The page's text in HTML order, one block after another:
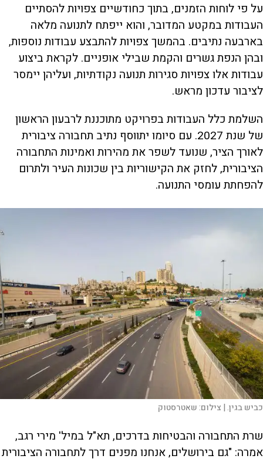
על פי לוחות הזמנים, בתוך כחודשיים צפויות להסתיים
העבודות במקטע המדובר, והוא ייפתח לתנועה מלאה
בארבעה נתיבים. בהמשך צפויות להתבצע עבודות נוספות,
ובהן הנפת גשרים והקמת שבילי אופניים. לקראת ביצוע
עבודות אלו צפויות סגירות תנועה נקודתיות, ועליהן יימסר
לציבור עדכון מראש.
השלמת כלל העבודות בפרויקט מתוכננת לרבעון הראשון
של שנת 2027. עם סיומו יתווסף נתיב תחבורה ציבורית
לאורך הציר, שנועד לשפר את מהירות ואמינות התחבורה
הציבורית, לחזק את הקישוריות בין שכונות העיר ולתרום
להפחתת עומסי התנועה.
כביש בגין. | צילום:שאטרסטוק
שרת התחבורה והבטיחות בדרכים, תא"ל במיל' מירי רגב,
אמרה: "גם בירושלים, אנחנו מפנים דרך לתחבורה הציבורית